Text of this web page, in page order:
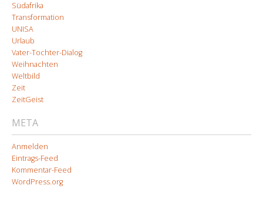
Südafrika
Transformation
UNISA
Urlaub
Vater-Tochter-Dialog
Weihnachten
Weltbild
Zeit
ZeitGeist
META
Anmelden
Eintrags-Feed
Kommentar-Feed
WordPress.org